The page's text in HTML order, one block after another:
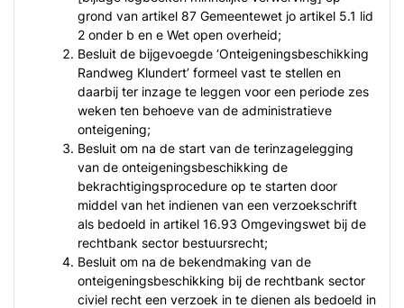
grond van artikel 87 Gemeentewet jo artikel 5.1 lid
2 onder b en e Wet open overheid;
Besluit de bijgevoegde ‘Onteigeningsbeschikking
Randweg Klundert’ formeel vast te stellen en
daarbij ter inzage te leggen voor een periode zes
weken ten behoeve van de administratieve
onteigening;
Besluit om na de start van de terinzagelegging
van de onteigeningsbeschikking de
bekrachtigingsprocedure op te starten door
middel van het indienen van een verzoekschrift
als bedoeld in artikel 16.93 Omgevingswet bij de
rechtbank sector bestuursrecht;
Besluit om na de bekendmaking van de
onteigeningsbeschikking bij de rechtbank sector
civiel recht een verzoek in te dienen als bedoeld in